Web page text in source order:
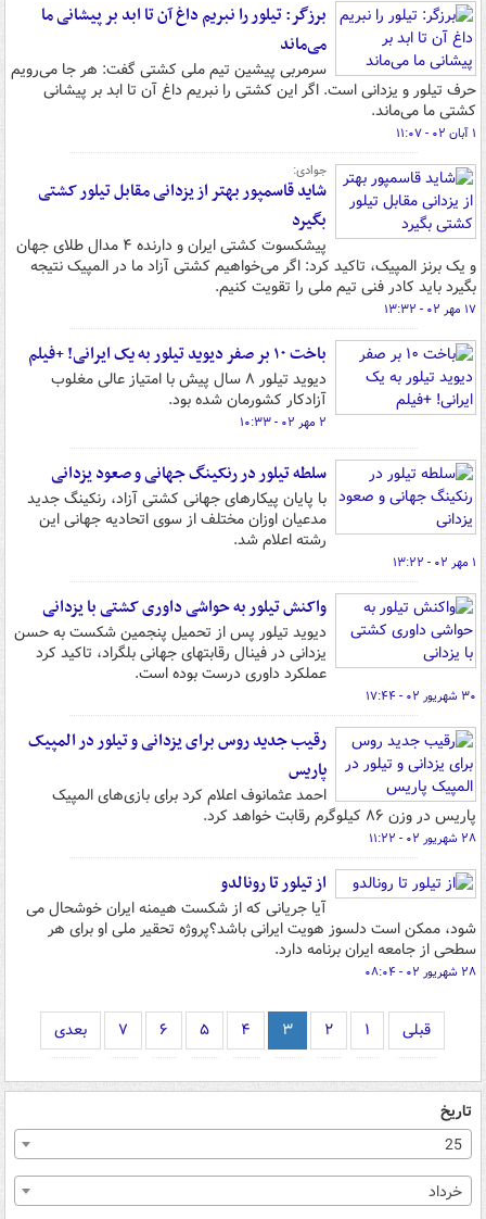
برزگر: تیلور را نبریم داغ آن تا ابد بر پیشانی ما
می‌ماند
سرمربی پیشین تیم ملی کشتی گفت: هر جا می‌رویم
حرف تیلور و یزدانی است. اگر این کشتی را نبریم داغ آن تا ابد بر پیشانی
کشتی ما می‌ماند.
۱ آبان ۰۲ - ۱۱:۰۷
جوادی:
شاید قاسمپور بهتر از یزدانی مقابل تیلور کشتی
بگیرد
پیشکسوت کشتی ایران و دارنده ۴ مدال طلای جهان
و یک برنز المپیک، تاکید کرد: اگر می‌خواهیم کشتی آزاد ما در المپیک نتیجه
بگیرد باید کادر فنی تیم ملی را تقویت کنیم.
۱۷ مهر ۰۲ - ۱۳:۳۲
باخت ۱۰ بر صفر دیوید تیلور به یک ایرانی! +فیلم
دیوید تیلور ۸ سال پیش با امتیاز عالی مغلوب
آزادکار کشورمان شده بود.
۲ مهر ۰۲ - ۱۰:۳۳
سلطه تیلور در رنکینگ جهانی و صعود یزدانی
با پایان پیکارهای جهانی کشتی آزاد، رنکینگ جدید
مدعیان اوزان مختلف از سوی اتحادیه جهانی این
رشته اعلام شد.
۱ مهر ۰۲ - ۱۳:۲۲
واکنش تیلور به حواشی داوری کشتی با یزدانی
دیوید تیلور پس از تحمیل پنجمین شکست به حسن
یزدانی در فینال رقابتهای جهانی بلگراد، تاکید کرد
عملکرد داوری درست بوده است.
۳۰ شهریور ۰۲ - ۱۷:۴۴
رقیب جدید روس برای یزدانی و تیلور در المپیک
پاریس
احمد عثمانوف اعلام کرد برای بازی‌های المپیک
پاریس در وزن ۸۶ کیلوگرم رقابت خواهد کرد.
۲۸ شهریور ۰۲ - ۱۱:۲۲
از تیلور تا رونالدو
آیا جریانی که از شکست هیمنه ایران خوشحال می
شود، ممکن است دلسوز هویت ایرانی باشد؟پروژه تحقیر ملی او برای هر
سطحی از جامعه ایران برنامه دارد.
۲۸ شهریور ۰۲ - ۰۸:۰۴
قبلی ۱ ۲ ۳ ۴ ۵ ۶ ۷ بعدی
تاریخ
25
خرداد